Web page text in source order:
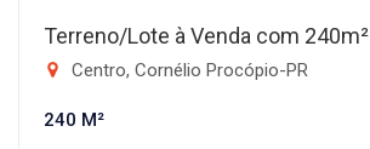
Terreno/Lote à Venda com 240m²
Centro, Cornélio Procópio-PR
240 M²